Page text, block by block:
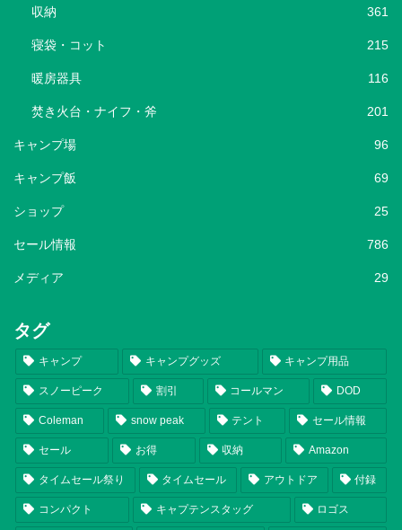
収納 361
寝袋・コット 215
暖房器具 116
焚き火台・ナイフ・斧 201
キャンプ場 96
キャンプ飯 69
ショップ 25
セール情報 786
メディア 29
タグ
キャンプ キャンプグッズ キャンプ用品
スノーピーク 割引 コールマン DOD
Coleman snow peak テント セール情報
セール お得 収納 Amazon
タイムセール祭り タイムセール アウトドア 付録
コンパクト キャプテンスタッグ ロゴス